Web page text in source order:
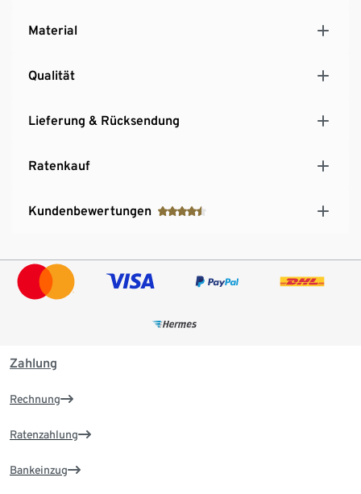
Material
Qualität
Lieferung & Rücksendung
Ratenkauf
Kundenbewertungen
Zahlung
Rechnung
Ratenzahlung
Bankeinzug